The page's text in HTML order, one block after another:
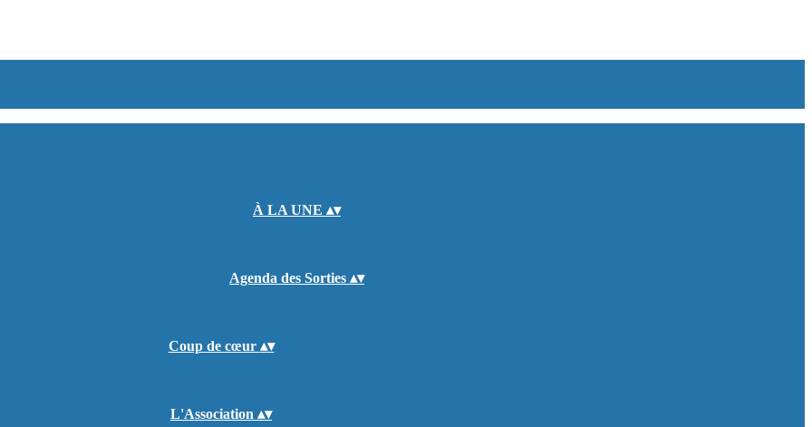
À LA UNE ▴▾
Agenda des Sorties ▴▾
Coup de cœur ▴▾
L'Association ▴▾